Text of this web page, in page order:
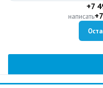
+7
написать